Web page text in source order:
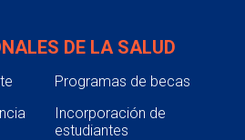
DE LA SALUD
Programas de becas
Incorporación de
estudiantes